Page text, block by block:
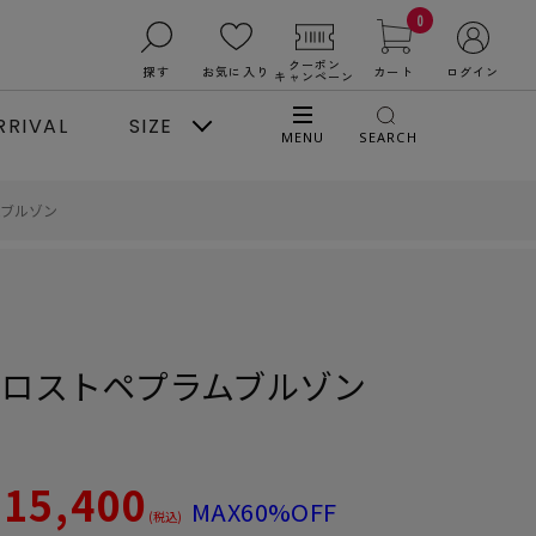
探す お気に入り クーポン
キャンペーン
0
カート ログイン
SIZE MENU SEARCH
ルゾン
ストペプラムブルゾン
15,400 (税込) MAX60%OFF